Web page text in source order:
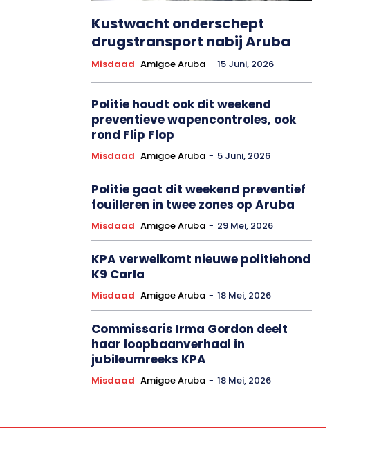
Kustwacht onderschept
drugstransport nabij Aruba
Misdaad Amigoe Aruba - 15 Juni, 2026
Politie houdt ook dit weekend
preventieve wapencontroles, ook
rond Flip Flop
Misdaad Amigoe Aruba - 5 Juni, 2026
Politie gaat dit weekend preventief
fouilleren in twee zones op Aruba
Misdaad Amigoe Aruba - 29 Mei, 2026
KPA verwelkomt nieuwe politiehond
K9 Carla
Misdaad Amigoe Aruba - 18 Mei, 2026
Commissaris Irma Gordon deelt
haar loopbaanverhaal in
jubileumreeks KPA
Misdaad Amigoe Aruba - 18 Mei, 2026